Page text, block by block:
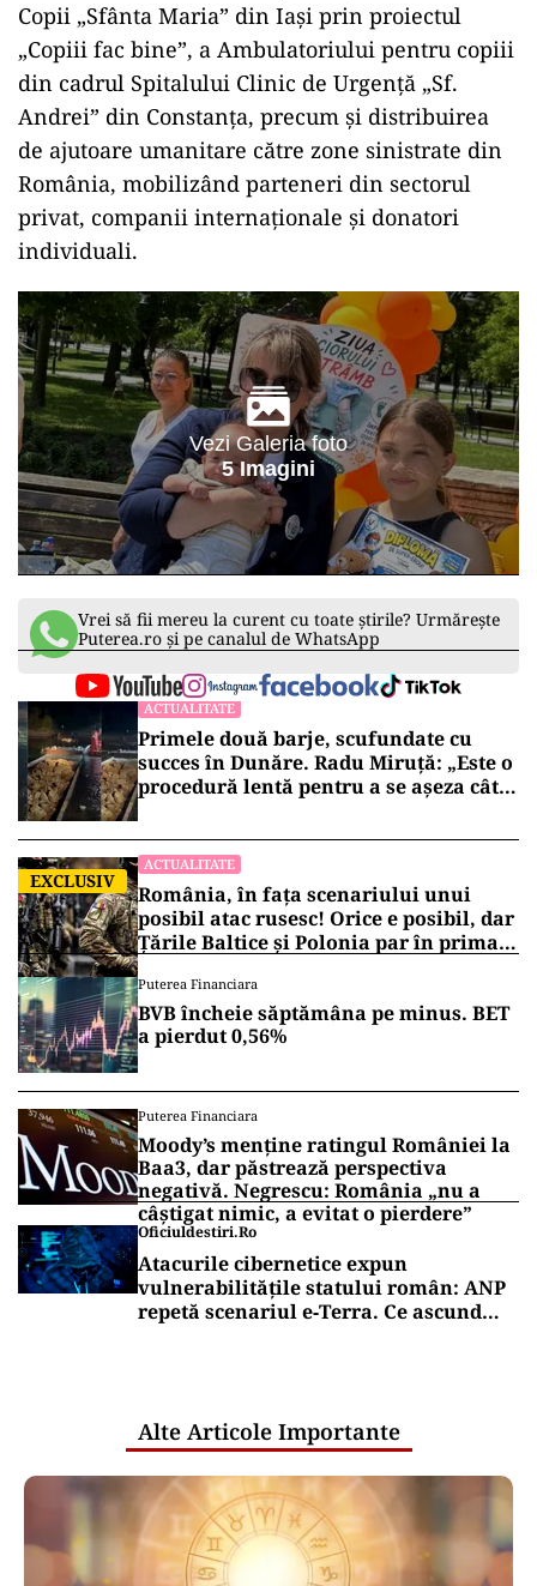
Copii „Sfânta Maria” din Iași prin proiectul
„Copiii fac bine”, a Ambulatoriului pentru copiii
din cadrul Spitalului Clinic de Urgență „Sf.
Andrei” din Constanța, precum și distribuirea
de ajutoare umanitare către zone sinistrate din
România, mobilizând parteneri din sectorul
privat, companii internaționale și donatori
individuali.
Vezi Galeria foto
5 Imagini
Vrei să fii mereu la curent cu toate știrile? Urmărește
Puterea.ro și pe canalul de WhatsApp
ACTUALITATE
Primele două barje, scufundate cu
succes în Dunăre. Radu Miruță: „Este o
procedură lentă pentru a se așeza cât
EXCLUSIV
ACTUALITATE
România, în fața scenariului unui
posibil atac rusesc! Orice e posibil, dar
Țările Baltice și Polonia par în prima
Puterea Financiara
BVB încheie săptămâna pe minus. BET
a pierdut 0,56%
Puterea Financiara
Moody’s menține ratingul României la
Baa3, dar păstrează perspectiva
negativă. Negrescu: România „nu a
câștigat nimic, a evitat o pierdere”
Oficiuldestiri.ro
Atacurile cibernetice expun
vulnerabilitățile statului român: ANP
repetă scenariul e‑Terra. Ce ascund
Alte Articole Importante